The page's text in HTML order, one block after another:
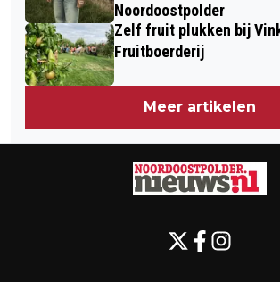
Noordoostpolder
Zelf fruit plukken bij
Fruitboerderij
Meer artikelen